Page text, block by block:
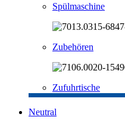
Spülmaschine
Zubehören
Zufuhrtische
Neutral